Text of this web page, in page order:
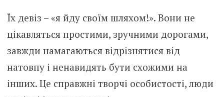
Їх девіз – «я йду своїм шляхом!». Вони не
цікавляться простими, зручними дорогами,
завжди намагаються відрізнятися від
натовпу і ненавидять бути схожими на
інших. Це справжні творчі особистості, люди